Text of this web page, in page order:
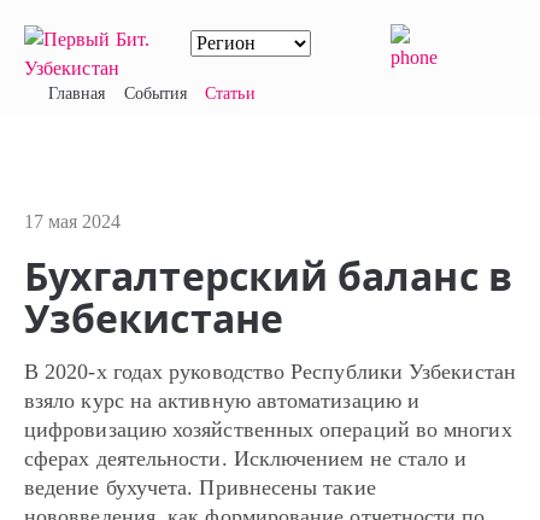
Главная События Статьи
17 мая 2024
Бухгалтерский баланс в
Узбекистане
В 2020-х годах руководство Республики Узбекистан
взяло курс на активную автоматизацию и
цифровизацию хозяйственных операций во многих
сферах деятельности. Исключением не стало и
ведение бухучета. Привнесены такие